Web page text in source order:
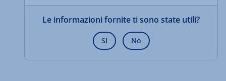
Le informazioni fornite ti sono state utili?
Sì No